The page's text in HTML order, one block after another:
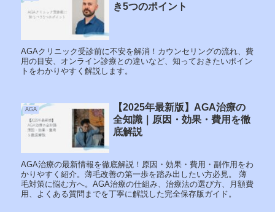
き5つのポイント
AGAクリニック受診前に不安を解消！カウンセリングの流れ、費
用の目安、オンライン診療との違いなど、知っておきたいポイン
トをわかりやすく解説します。
AGA
【2025年最新版】AGA治療の
全知識｜原因・効果・費用を徹
底解説
AGA治療の最新情報を徹底解説！原因・効果・費用・副作用をわ
かりやすく紹介。薄毛改善の第一歩を踏み出したい方必見。 薄
毛対策に悩む方へ。AGA治療の仕組み、治療法の選び方、月額費
用、よくある質問までを丁寧に解説した完全保存版ガイド。